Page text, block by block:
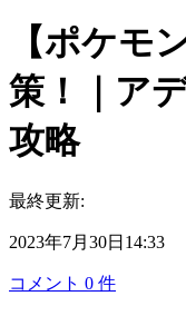
【ポケモ
策！｜ア
攻略
最終更新:
2023年7月30日14:33
コメント 0 件